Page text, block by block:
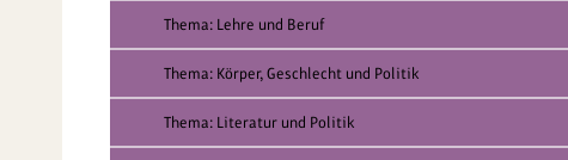
Thema: Lehre und Beruf
Thema: Körper, Geschlecht und Politik
Thema: Literatur und Politik